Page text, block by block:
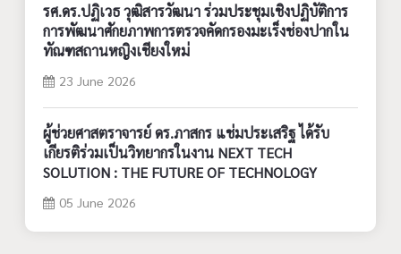
รศ.ดร.ปฏิเวธ วุฒิสารวัฒนา ร่วมประชุมเชิงปฏิบัติการ
การพัฒนาศักยภาพการตรวจคัดกรองมะเร็งช่องปากใน
ทัณฑสถานหญิงเชียงใหม่
23 June 2026
ผู้ช่วยศาสตราจารย์ ดร.ภาสกร แช่มประเสริฐ ได้รับ
เกียรติร่วมเป็นวิทยากรในงาน NEXT TECH
SOLUTION : THE FUTURE OF TECHNOLOGY
05 June 2026